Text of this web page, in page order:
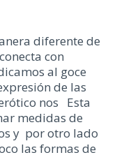
diferente de
con
al goce
de las
nos Esta
medidas de
y por otro lado
las formas de